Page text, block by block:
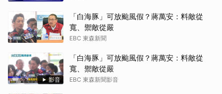
「白海豚」可放颱風假？蔣萬安：料敵從
寬、禦敵從嚴
EBC 東森新聞
影音
「白海豚」可放颱風假？蔣萬安：料敵從
寬、禦敵從嚴
EBC 東森新聞影音